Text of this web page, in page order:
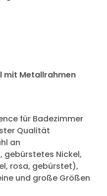
mit Metallrahmen
für Badezimmer
Qualität
an
gebürstetes Nickel,
rosa, gebürstet),
und große Größen